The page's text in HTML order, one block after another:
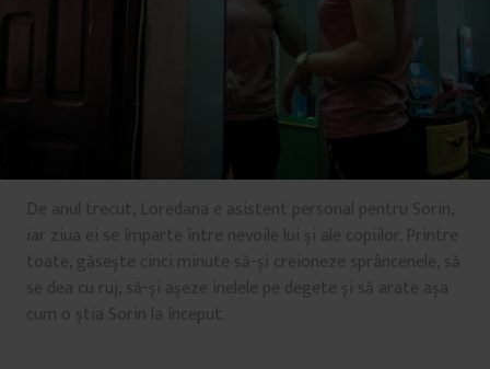
De anul trecut, Loredana e asistent personal pentru Sorin,
iar ziua ei se împarte între nevoile lui și ale copiilor. Printre
toate, găsește cinci minute să-și creioneze sprâncenele, să
se dea cu ruj, să-și așeze inelele pe degete și să arate așa
cum o știa Sorin la început.